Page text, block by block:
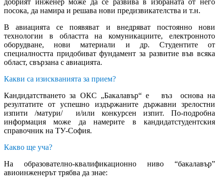
посока, да намира и решава нови предизвикателства и т.н.
В авиацията се появяват и внедряват постоянно нови
технологии в областта на комуникациите, електронното
оборудване, нови материали и др. Студентите от
специалността придобиват фундамент за развитие във всяка
област, свързана с авиацията.
Какви са изискванията за прием?
Кандидатстването за ОКС „Бакалавър“ е въз основа на
резултатите от успешно издържаните държавни зрелостни
изпити /матури/ и/или конкурсен изпит. По-подробна
информация може да намерите в кандидатстудентския
справочник на ТУ-София.
Какво ще уча?
На образователно-квалификационно ниво “бакалавър”
авиоинженерът трябва да знае: